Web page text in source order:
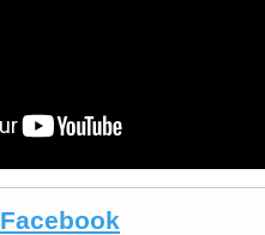
Facebook